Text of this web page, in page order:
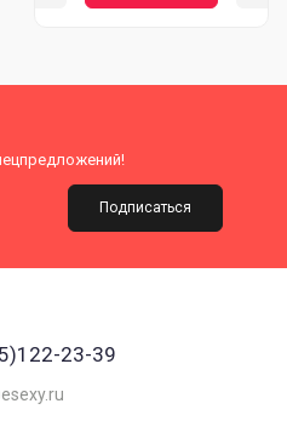
Подписаться
23-39